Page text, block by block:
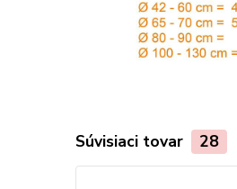
Súvisiaci tovar 28